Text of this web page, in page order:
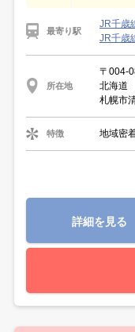
最寄り駅
JR千歳
JR千歳
所在地
〒004-
北海道
札幌市
特徴 地域密
詳細を見る